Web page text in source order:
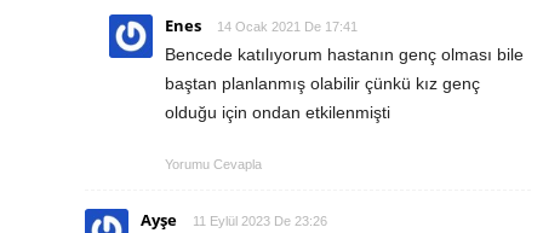
Enes 14 Ocak 2021 De 17:41
Bencede katılıyorum hastanın genç olması bile
baştan planlanmış olabilir çünkü kız genç
olduğu için ondan etkilenmişti
Yorumu Cevapla
Ayşe 11 Eylül 2023 De 23:26